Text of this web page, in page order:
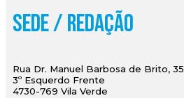
Sede / Redação
Rua Dr. Manuel Barbosa de Brito, 35
3º Esquerdo Frente
4730-769 Vila Verde